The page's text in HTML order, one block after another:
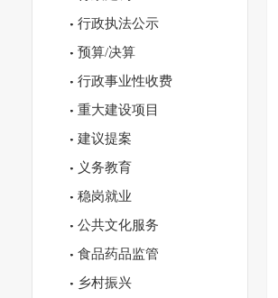
行政执法公示
预算/决算
行政事业性收费
重大建设项目
建议提案
义务教育
稳岗就业
公共文化服务
食品药品监管
乡村振兴